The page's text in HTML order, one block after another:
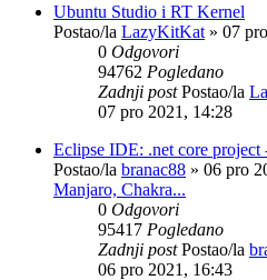
Ubuntu Studio i RT Kernel
Postao/la LazyKitKat » 07
0 Odgovori
94762 Pogledano
Zadnji postPostao/la
07 pro 2021, 14:28
Eclipse IDE: .net core project
Postao/la branac88 » 06 pro
Manjaro, Chakra...
0 Odgovori
95417 Pogledano
Zadnji postPostao/la
06 pro 2021, 16:43